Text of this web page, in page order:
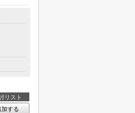
リスト
加する